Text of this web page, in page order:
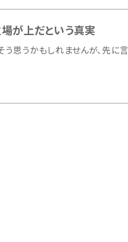
が上だという真実
思うかもしれませんが、先に言